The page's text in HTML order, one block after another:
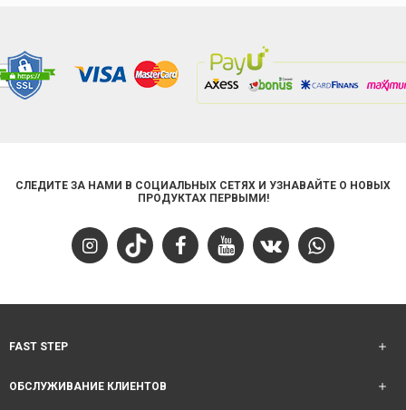
СЛЕДИТЕ ЗА НАМИ В СОЦИАЛЬНЫХ СЕТЯХ И УЗНАВАЙТЕ О НОВЫХ
ПРОДУКТАХ ПЕРВЫМИ!
FAST STEP
ОБСЛУЖИВАНИЕ КЛИЕНТОВ